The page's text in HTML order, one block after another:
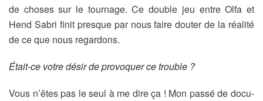
de choses sur le tournage. Ce double jeu entre Olfa et
Hend Sabri finit presque par nous faire douter de la réalité
de ce que nous regardons.
Était-ce votre désir de provoquer ce trouble ?
Vous n’êtes pas le seul à me dire ça ! Mon passé de docu-